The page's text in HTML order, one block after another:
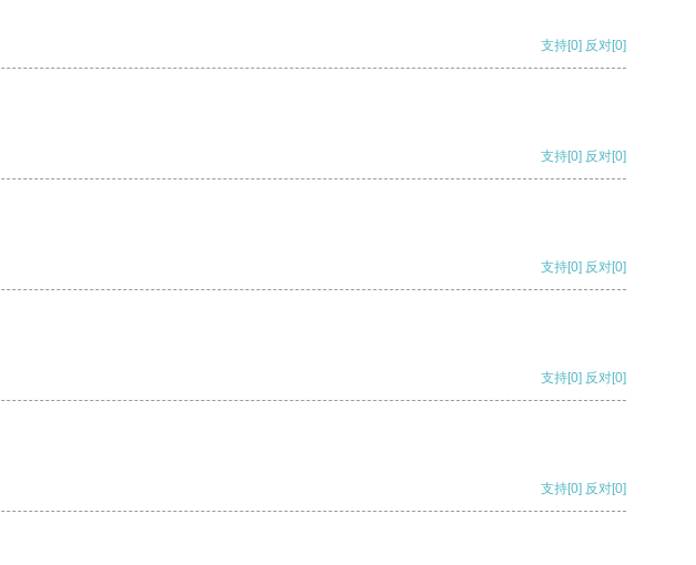
支持[0] 反对[0]
支持[0] 反对[0]
支持[0] 反对[0]
支持[0] 反对[0]
支持[0] 反对[0]